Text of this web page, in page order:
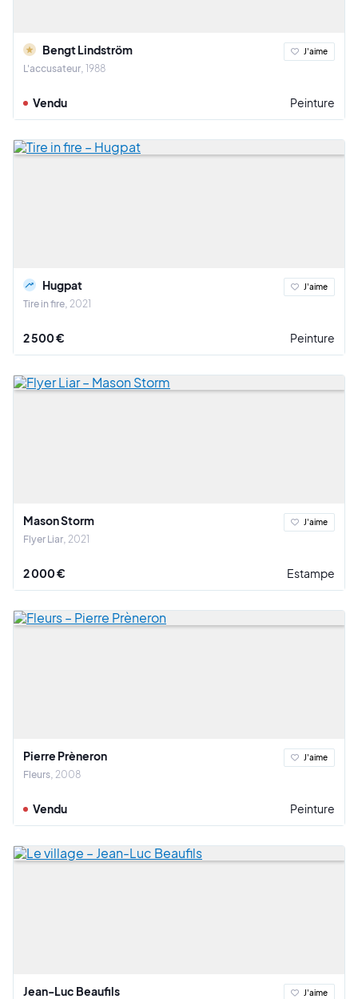
Bengt Lindström
L'accusateur 1988
J'aime
Vendu Peinture
Hugpat
Tire in fire 2021
J'aime
2 500 € Peinture
Mason Storm
Flyer Liar 2021
J'aime
2 000 € Estampe
Pierre Prèneron
Fleurs 2008
J'aime
Vendu Peinture
Jean-Luc Beaufils J'aime